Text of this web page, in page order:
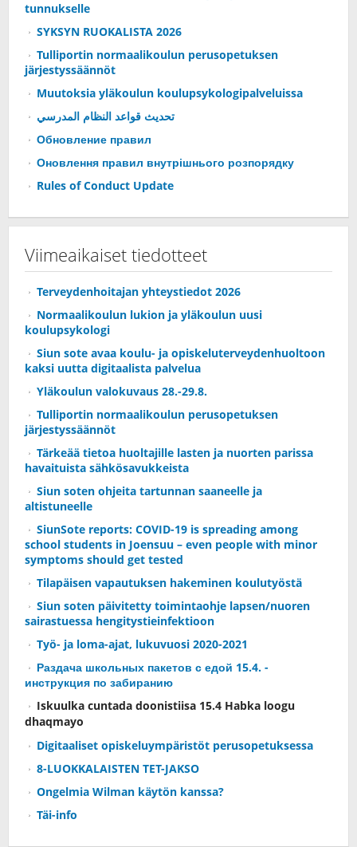
tunnukselle
SYKSYN RUOKALISTA 2026
Tulliportin normaalikoulun perusopetuksen
järjestyssäännöt
Muutoksia yläkoulun koulupsykologipalveluissa
تحديث قواعد النظام المدرسي
Обновление правил
Оновлення правил внутрішнього розпорядку
Rules of Conduct Update
Viimeaikaiset tiedotteet
Terveydenhoitajan yhteystiedot 2026
Normaalikoulun lukion ja yläkoulun uusi
koulupsykologi
Siun sote avaa koulu- ja opiskeluterveydenhuoltoon
kaksi uutta digitaalista palvelua
Yläkoulun valokuvaus 28.-29.8.
Tulliportin normaalikoulun perusopetuksen
järjestyssäännöt
Tärkeää tietoa huoltajille lasten ja nuorten parissa
havaituista sähkösavukkeista
Siun soten ohjeita tartunnan saaneelle ja
altistuneelle
SiunSote reports: COVID-19 is spreading among
school students in Joensuu – even people with minor
symptoms should get tested
Tilapäisen vapautuksen hakeminen koulutyöstä
Siun soten päivitetty toimintaohje lapsen/nuoren
sairastuessa hengitystieinfektioon
Työ- ja loma-ajat, lukuvuosi 2020-2021
Раздача школьных пакетов с едой 15.4. -
инструкция по забиранию
Iskuulka cuntada doonistiisa 15.4 Habka loogu
dhaqmayo
Digitaaliset opiskeluympäristöt perusopetuksessa
8-LUOKKALAISTEN TET-JAKSO
Ongelmia Wilman käytön kanssa?
Täi-info